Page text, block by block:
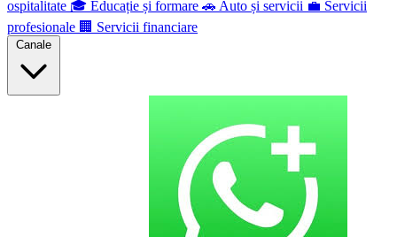
ospitalitate 🎓 Educație și formare 🚗 Auto și servicii 💼 Servicii
profesionale 🏢 Servicii financiare